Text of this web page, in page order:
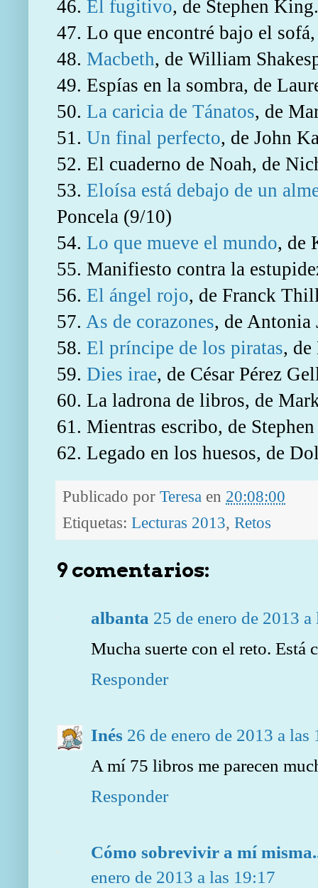
46. El fugitivo, de Stephen
47. Lo que encontré bajo el
48. Macbeth, de William
49. Espías en la sombra, de
50. La caricia de Tánatos, de
51. Un final perfecto, de John
52. El cuaderno de Noah, de
53. Eloísa está debajo de un
Poncela (9/10)
54. Lo que mueve el mundo, de
55. Manifiesto contra la
56. El ángel rojo, de Franck
57. As de corazones, de Antonia
58. El príncipe de los piratas, de
59. Dies irae, de César Pérez
60. La ladrona de libros, de
61. Mientras escribo, de
62. Legado en los huesos, de
Publicado por Teresa en 20:08:00
Etiquetas: Lecturas 2013, Retos
9 comentarios:
albanta 25 de enero de 2013
Mucha suerte con el reto. Está
Responder
Inés 26 de enero de 2013 a las
A mí 75 libros me parecen
Responder
Cómo sobrevivir a mí
enero de 2013 a las 19:17